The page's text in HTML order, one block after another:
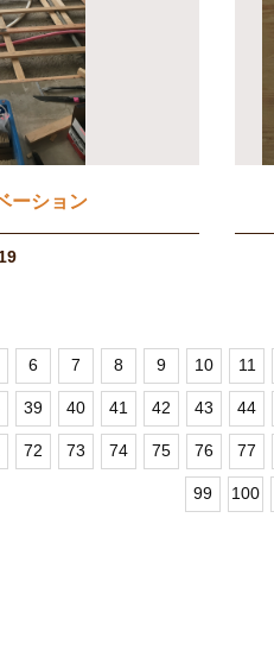
ーション
6 7 8 9 10 11
39 40 41 42 43 44
72 73 74 75 76 77
99 100